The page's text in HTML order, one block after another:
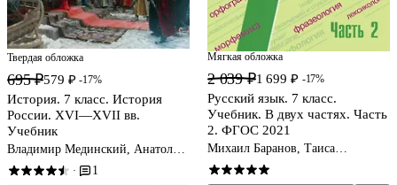
Твердая обложка
695 ₽579 ₽ -17%
История. 7 класс. История
России. XVI—XVII вв.
Учебник
Владимир Мединский, Анатолий
Торкунов
· 1
Мягкая обложка
2 039 ₽1 699 ₽ -17%
Русский язык. 7 класс.
Учебник. В двух частях. Часть
2. ФГОС 2021
Михаил Баранов, Таиса
Ладыженская, Лидия
Тростенцова